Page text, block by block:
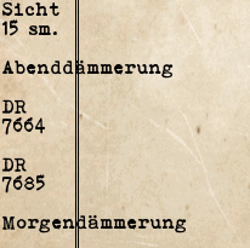
Sicht
15 sm.
Abenddämmerung
DR
7664
DR
7685
Morgendämmerung